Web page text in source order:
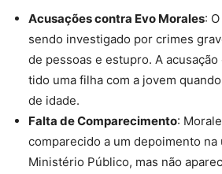
Acusações contra Evo Morales:
sendo investigado por crimes
de pessoas e estupro. A
tido uma filha com a jovem
de idade.
Falta de Comparecimento:
comparecido a um depoimento
Ministério Público, mas não